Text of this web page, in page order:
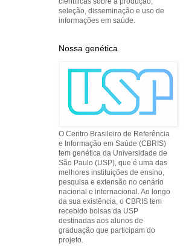
seleção, disseminação e uso de
informações em saúde.
Nossa genética
O Centro Brasileiro de Referência
e Informação em Saúde (CBRIS)
tem genética da Universidade de
São Paulo (USP), que é uma das
melhores instituições de ensino,
pesquisa e extensão no cenário
nacional e internacional. Ao longo
da sua existência, o CBRIS tem
recebido bolsas da USP
destinadas aos alunos de
graduação que participam do
projeto.